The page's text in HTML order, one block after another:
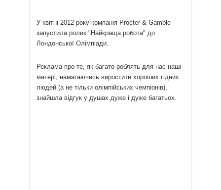
У квітні 2012 року компанія Procter & Gamble
запустила ролик "Найкраща робота" до
Лондонської Олімпіади.
Реклама про те, як багато роблять для нас наші
матері, намагаючись виростити хороших гідних
людей (а не тільки олімпійських чемпіонів),
знайшла відгук у душах дуже і дуже багатьох.